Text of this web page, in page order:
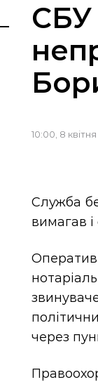
СБУ
10:00, 8 квітня
Служба
вимагав
через